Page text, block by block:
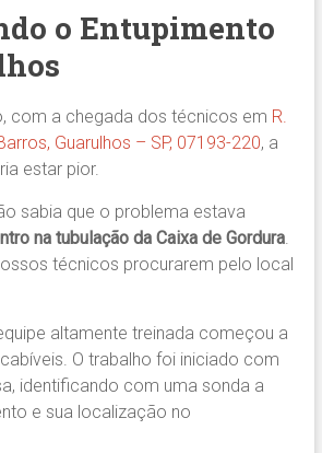
o Entupimento
com a chegada dos técnicos em R.
Guarulhos – SP, 07193-220, a
estar pior.
sabia que o problema estava
na tubulação da Caixa de Gordura.
técnicos procurarem pelo local
altamente treinada começou a
O trabalho foi iniciado com
identificando com uma sonda a
e sua localização no